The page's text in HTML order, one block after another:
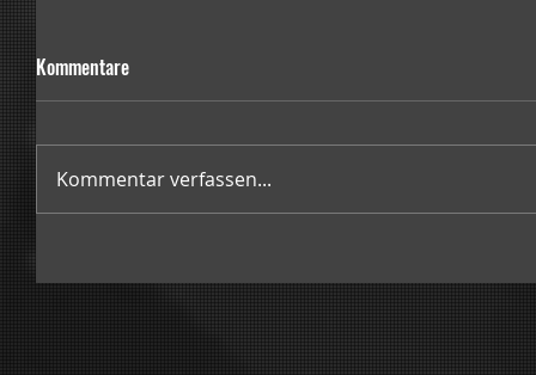
Kommentare
Kommentar verfassen...